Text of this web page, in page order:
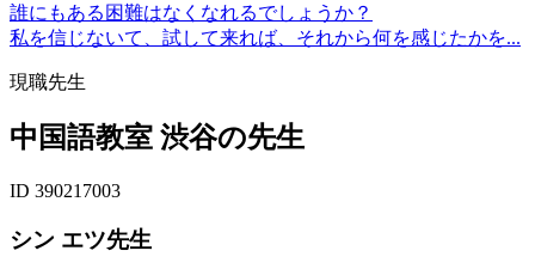
誰にもある困難はなくなれるでしょうか？
私を信じないて、試して来れば、それから何を感じたかを...
現職先生
中国語教室 渋谷の先生
ID 390217003
シン エツ先生